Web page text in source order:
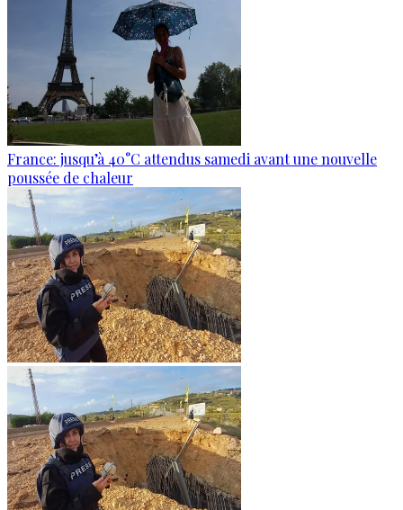
France: jusqu’à 40°C attendus samedi avant une nouvelle
poussée de chaleur